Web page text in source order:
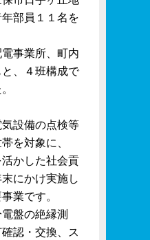
部員１１名を
事業所、町内
、４班構成で
設備の点検等
を対象に、
かした社会貢
にかけ実施し
業です。
盤の絶縁測
認・交換、ス